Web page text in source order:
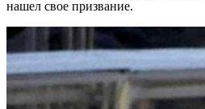
нашел свое призвание.